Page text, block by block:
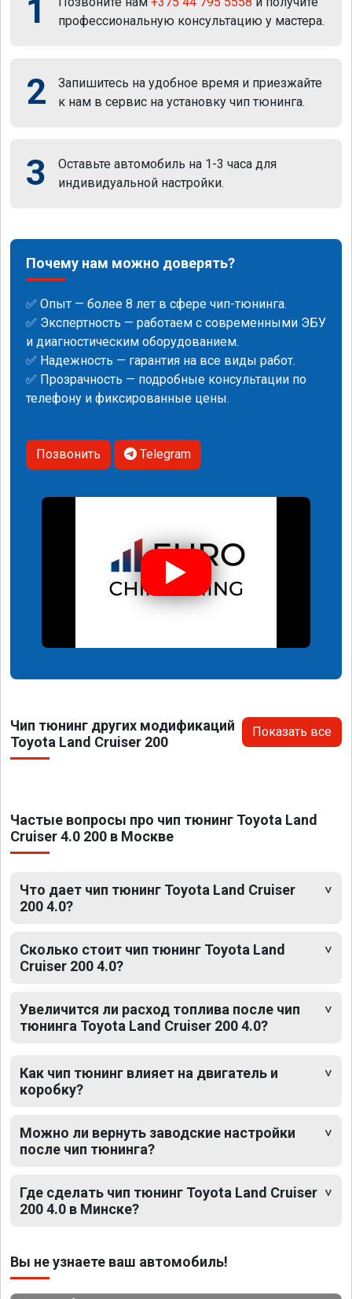
1
профессиональную консультацию у мастера.
2
Запишитесь на удобное время и приезжайте
к нам в сервис на установку чип тюнинга.
3
Оставьте автомобиль на 1-3 часа для
индивидуальной настройки.
Почему нам можно доверять?
✅ Опыт — более 8 лет в сфере чип-тюнинга.
✅ Экспертность — работаем с современными ЭБУ
и диагностическим оборудованием.
✅ Надежность — гарантия на все виды работ.
✅ Прозрачность — подробные консультации по
телефону и фиксированные цены.
Позвонить Telegram
Чип тюнинг других модификаций
Toyota Land Cruiser 200
Показать все
Частые вопросы про чип тюнинг Toyota Land
Cruiser 4.0 200 в Москве
Что дает чип тюнинг Toyota Land Cruiser
200 4.0?
Сколько стоит чип тюнинг Toyota Land
Cruiser 200 4.0?
Увеличится ли расход топлива после чип
тюнинга Toyota Land Cruiser 200 4.0?
Как чип тюнинг влияет на двигатель и
коробку?
Можно ли вернуть заводские настройки
после чип тюнинга?
Где сделать чип тюнинг Toyota Land Cruiser
200 4.0 в Минске?
Вы не узнаете ваш автомобиль!